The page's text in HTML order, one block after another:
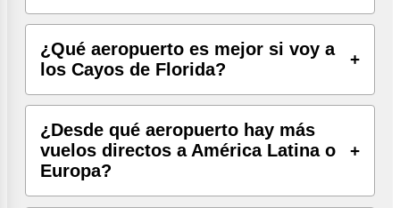
¿Qué aeropuerto es mejor si voy a
los Cayos de Florida?
¿Desde qué aeropuerto hay más
vuelos directos a América Latina o
Europa?